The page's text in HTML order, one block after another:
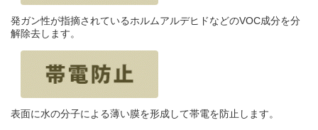
発ガン性が指摘されているホルムアルデヒドなどのVOC成分を分
解除去します。
表面に水の分子による薄い膜を形成して帯電を防止します。